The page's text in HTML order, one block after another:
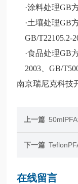
·涂料处理GB
·土壤处理GB
GB/T22105.2-
·食品处理GB
2003、GB/
南京瑞尼克科技
上一篇
下一篇
在线留言